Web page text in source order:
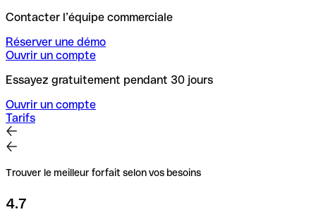
Contacter l’équipe commerciale
Réserver une démo
Ouvrir un compte
Essayez gratuitement pendant 30 jours
Ouvrir un compte
Tarifs
Trouver le meilleur forfait selon vos besoins
4.7